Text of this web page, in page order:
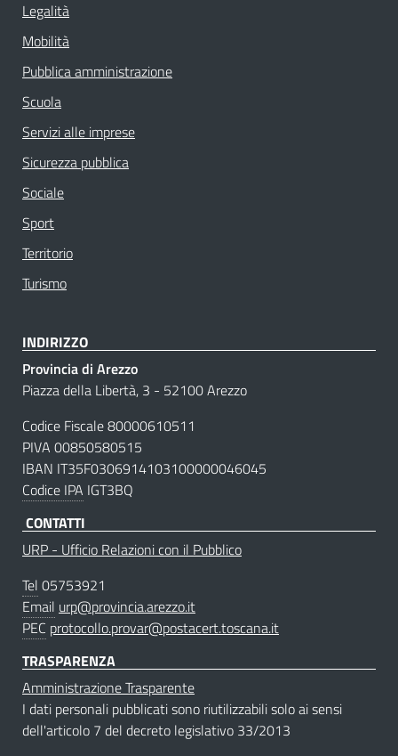
Legalità
Mobilità
Pubblica amministrazione
Scuola
Servizi alle imprese
Sicurezza pubblica
Sociale
Sport
Territorio
Turismo
INDIRIZZO
Provincia di Arezzo
Piazza della Libertà, 3 - 52100 Arezzo
Codice Fiscale 80000610511
PIVA 00850580515
IBAN IT35F0306914103100000046045
Codice IPA IGT3BQ
CONTATTI
URP - Ufficio Relazioni con il Pubblico
Tel 05753921
Email urp@provincia.arezzo.it
PEC protocollo.provar@postacert.toscana.it
TRASPARENZA
Amministrazione Trasparente
I dati personali pubblicati sono riutilizzabili solo ai sensi
dell'articolo 7 del decreto legislativo 33/2013